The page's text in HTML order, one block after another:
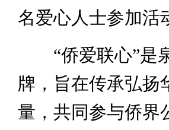
名爱心人士参加活
“侨爱联心”是
牌，旨在传承弘扬
量，共同参与侨界